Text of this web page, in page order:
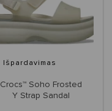
Išpardavimas
Crocs™ Soho Frosted
Y Strap Sandal